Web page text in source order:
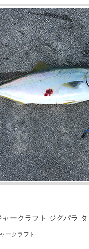
ャークラフト ジグパラ
ークラフト